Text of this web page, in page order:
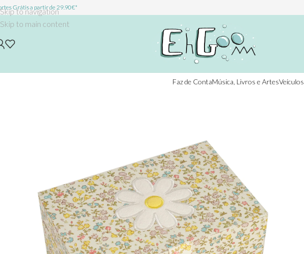
Skip to navigation
Skip to main content
Grátis a partir de 29.90€*
Faz de ContaMúsica, Livros e ArtesVeículos